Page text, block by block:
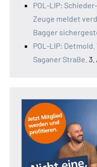
POL-LIP:
Zeuge meldet
Bagger
POL-LIP:
Saganer Straße. 3.